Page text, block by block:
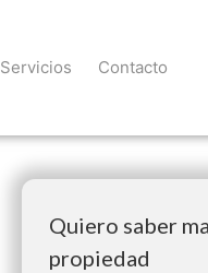
Servicios Contacto
Quiero saber
propiedad